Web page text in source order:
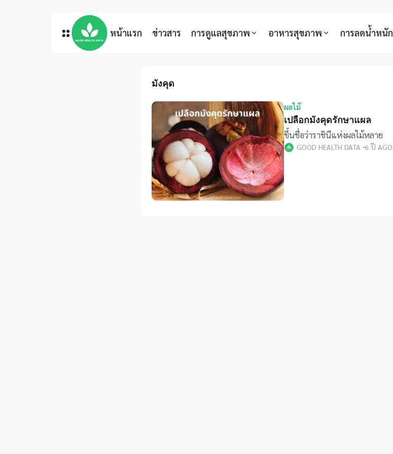
หน้าแรก ข่าวสาร การดูแลสุขภาพ อาหารสุขภาพ การลดน้ำหนัก
มังคุด
ผลไม้
เปลือกมังคุดรักษาแผล
ขึ้นชื่อว่าราชินีแห่งผลไม้หลาย
GOOD HEALTH DATA 6 ปี AGO